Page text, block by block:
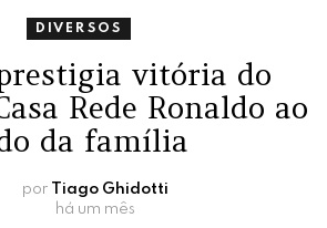
DIVERSOS
vitória do
Rede Ronaldo ao
da família
por
Tiago Ghidotti
há um mês